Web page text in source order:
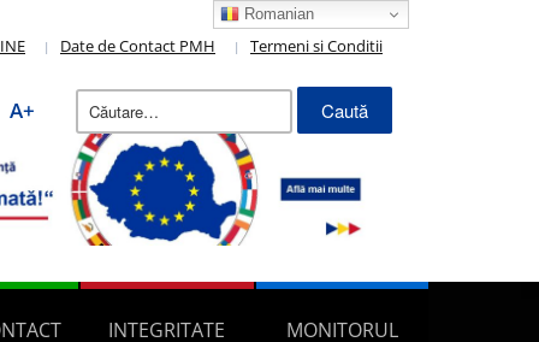
Date de Contact PMH Termeni si Conditii
A+
Caută
după:
INTEGRITATE
MONITORUL
Romanian